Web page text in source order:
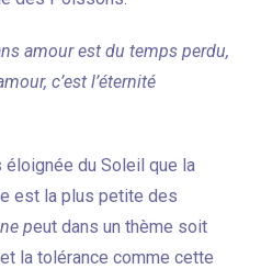
amour est du temps perdu,
c’est l’éternité
du Soleil que la
est la plus petite des
peut dans un thème soit
la tolérance comme cette